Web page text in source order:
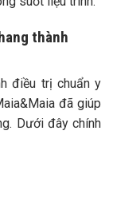
thành
điều trị chuẩn y
đã giúp
Dưới đây chính